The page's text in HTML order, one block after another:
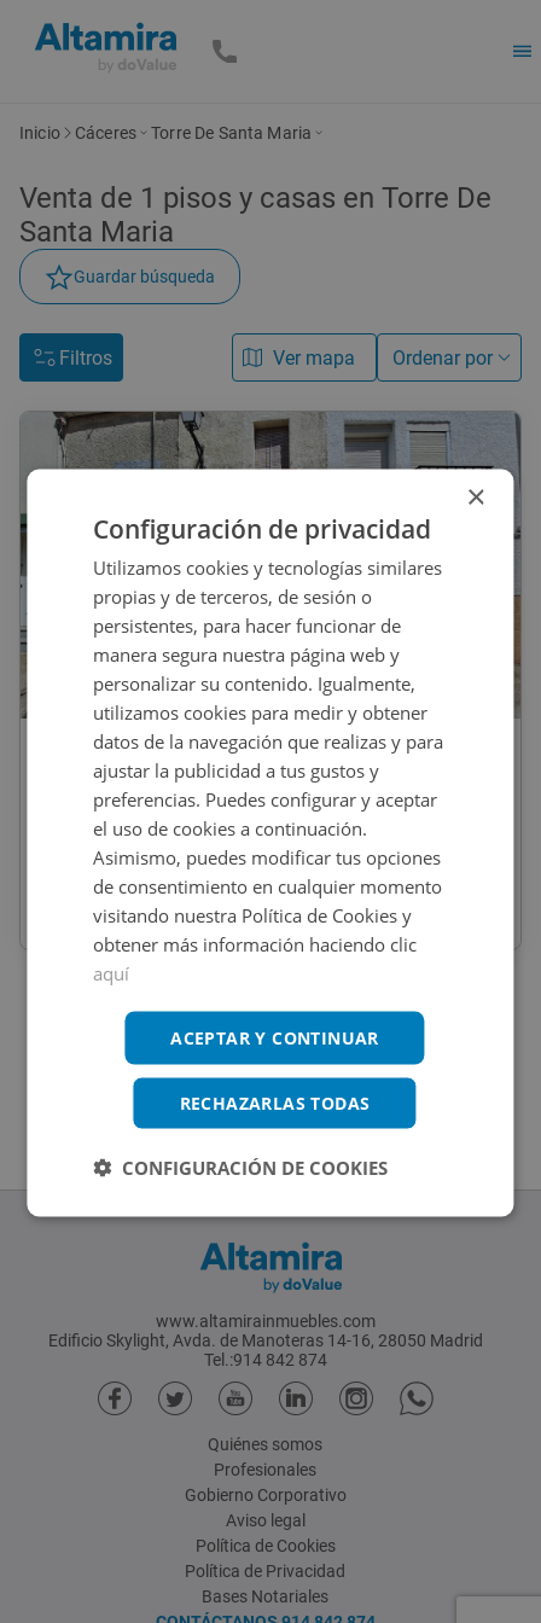
Inicio Cáceres Torre De Santa Maria
Venta de 1 pisos y casas en Torre De
Santa Maria
Guardar búsqueda
Filtros Ver mapa Ordenar por
14
13.000€
Casa En Venta En SOL, 5, Torre De Santa
Maria
01402683
2 habs1 baños
www.altamirainmuebles.com
Edificio Skylight, Avda. de Manoteras 14-16, 28050 Madrid
Tel.:914 842 874
Quiénes somos
Profesionales
Gobierno Corporativo
Aviso legal
Política de Cookies
Política de Privacidad
Bases Notariales
×
Configuración de privacidad
Utilizamos cookies y tecnologías similares
propias y de terceros, de sesión o
persistentes, para hacer funcionar de
manera segura nuestra página web y
personalizar su contenido. Igualmente,
utilizamos cookies para medir y obtener
datos de la navegación que realizas y para
ajustar la publicidad a tus gustos y
preferencias. Puedes configurar y aceptar
el uso de cookies a continuación.
Asimismo, puedes modificar tus opciones
de consentimiento en cualquier momento
visitando nuestra Política de Cookies y
obtener más información haciendo clic
aquí
ACEPTAR Y CONTINUAR
RECHAZARLAS TODAS
CONFIGURACIÓN DE COOKIES